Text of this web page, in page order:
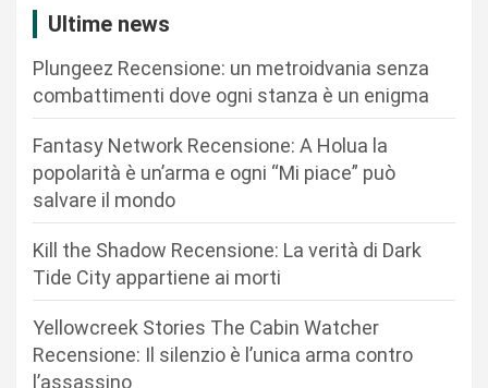
Ultime news
Plungeez Recensione: un metroidvania senza
combattimenti dove ogni stanza è un enigma
Fantasy Network Recensione: A Holua la
popolarità è un’arma e ogni “Mi piace” può
salvare il mondo
Kill the Shadow Recensione: La verità di Dark
Tide City appartiene ai morti
Yellowcreek Stories The Cabin Watcher
Recensione: Il silenzio è l’unica arma contro
l’assassino